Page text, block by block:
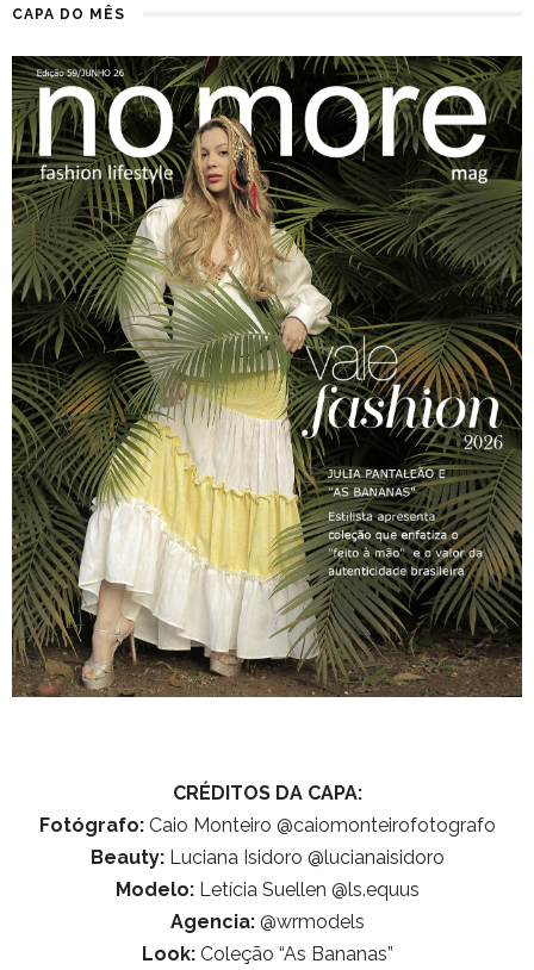
CAPA DO MÊS
CRÉDITOS DA CAPA:
Fotógrafo:Caio Monteiro @caiomonteirofotografo
Beauty:Luciana Isidoro @lucianaisidoro
Modelo:Letícia Suellen @ls.equus
Agencia:@wrmodels
Look:Coleção “As Bananas”